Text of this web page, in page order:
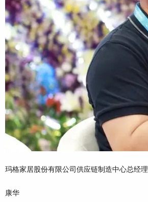
玛格家居股份有限公司供应链制造中心总经理
康华